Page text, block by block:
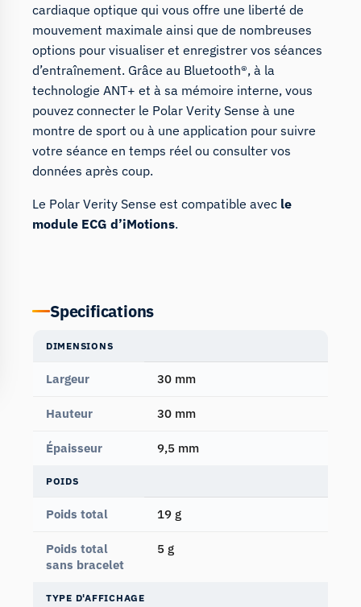
cardiaque optique qui vous offre une liberté de
mouvement maximale ainsi que de nombreuses
options pour visualiser et enregistrer vos séances
d’entraînement. Grâce au Bluetooth®, à la
technologie ANT+ et à sa mémoire interne, vous
pouvez connecter le Polar Verity Sense à une
montre de sport ou à une application pour suivre
votre séance en temps réel ou consulter vos
données après coup.
Le Polar Verity Sense est compatible avec le
module ECG d’iMotions.
Specifications
DIMENSIONS
Largeur 30 mm
Hauteur 30 mm
Épaisseur 9,5 mm
POIDS
Poids total 19 g
Poids total
sans bracelet
5 g
TYPE D'AFFICHAGE